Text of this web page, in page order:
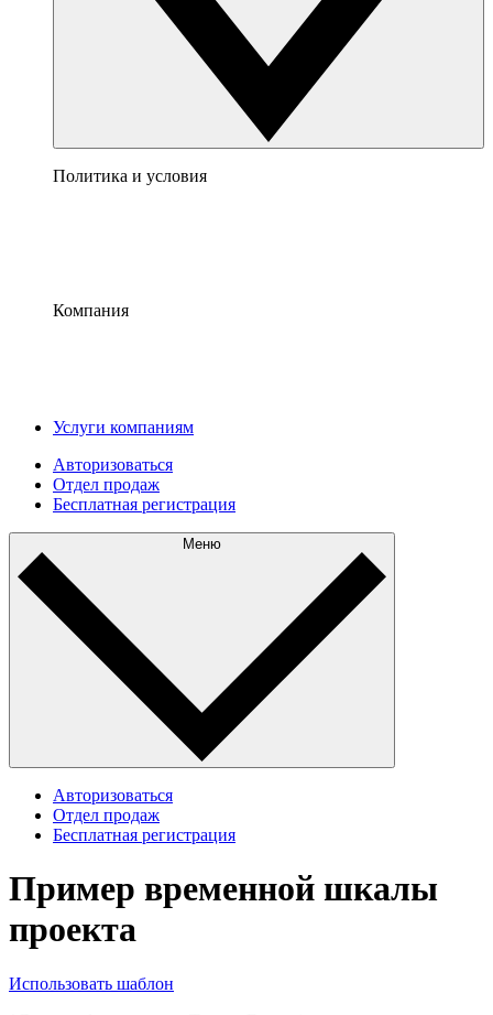
Политика и условия
Компания
Услуги компаниям
Авторизоваться
Отдел продаж
Бесплатная регистрация
Меню
Авторизоваться
Отдел продаж
Бесплатная регистрация
Пример временной шкалы
проекта
Использовать шаблон